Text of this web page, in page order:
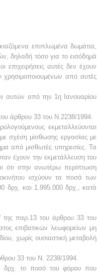
επιπλωμένα δωμάτια,
δηλαδή τόσο για το εισόδημά
επιχειρήσεις αυτές δεν έχουν
χρησιμοποιουμένων από αυτές
αυτών από την 1η
Ιανουαρίου
άρθρου 33 του Ν.2238/1994.
εκμεταλλεύονται
σχέση μίσθωσης εργασίας με
από μισθωτές υπηρεσίες. Τα
έχουν την εκμετάλλευση του
ότι στην ανωτέρω περίπτωση
ισχύουν τα ποσά των
δρχ. και 1.995.000 δρχ., κατά
της παρ.13 του άρθρου 33 του
επιβατικών λεωφορείων μη
χωρίς ουσιαστική μεταβολή
33 του Ν.
2238/1994.
δρχ. το ποσό του φόρου που